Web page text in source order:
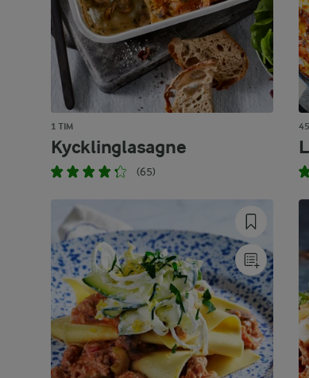
1 TIM
Kycklinglasagne
(65)